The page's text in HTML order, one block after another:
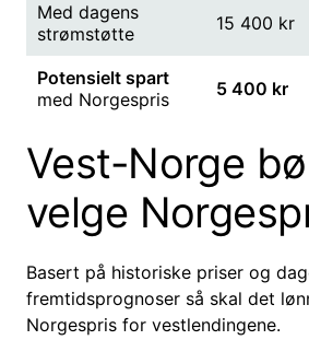
Med dagens
strømstøtte
15 400 kr
Potensielt spart
med Norgespris
5 400 kr
Vest-Norge
velge
Basert på historiske priser og
fremtidsprognoser så skal det
Norgespris for vestlendingene.